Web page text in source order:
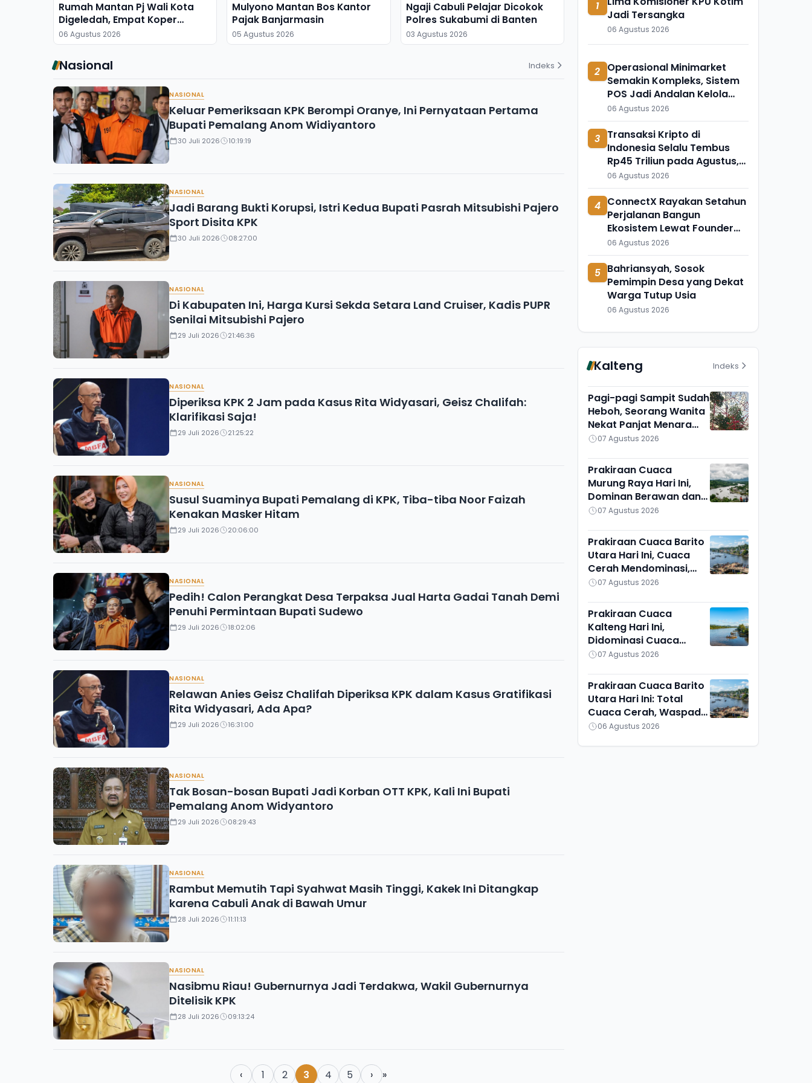
Rumah Mantan Pj Wali Kota
Digeledah, Empat Koper
Dibawa
06 Agustus 2026
Mulyono Mantan Bos Kantor
Pajak Banjarmasin
05 Agustus 2026
Ngaji Cabuli Pelajar Dicokok
Polres Sukabumi di Banten
03 Agustus 2026
Meninggal Mendadak, Ada
31 Juli 2026
Nasional Indeks
NASIONAL
Keluar Pemeriksaan KPK Berompi Oranye, Ini Pernyataan Pertama
Bupati Pemalang Anom Widiyantoro
30 Juli 2026 10:19:19
NASIONAL
Jadi Barang Bukti Korupsi, Istri Kedua Bupati Pasrah Mitsubishi Pajero
Sport Disita KPK
30 Juli 2026 08:27:00
NASIONAL
Di Kabupaten Ini, Harga Kursi Sekda Setara Land Cruiser, Kadis PUPR
Senilai Mitsubishi Pajero
29 Juli 2026 21:46:36
NASIONAL
Diperiksa KPK 2 Jam pada Kasus Rita Widyasari, Geisz Chalifah:
Klarifikasi Saja!
29 Juli 2026 21:25:22
NASIONAL
Susul Suaminya Bupati Pemalang di KPK, Tiba-tiba Noor Faizah
Kenakan Masker Hitam
29 Juli 2026 20:06:00
NASIONAL
Pedih! Calon Perangkat Desa Terpaksa Jual Harta Gadai Tanah Demi
Penuhi Permintaan Bupati Sudewo
29 Juli 2026 18:02:06
NASIONAL
Relawan Anies Geisz Chalifah Diperiksa KPK dalam Kasus Gratifikasi
Rita Widyasari, Ada Apa?
29 Juli 2026 16:31:00
NASIONAL
Tak Bosan-bosan Bupati Jadi Korban OTT KPK, Kali Ini Bupati
Pemalang Anom Widyantoro
29 Juli 2026 08:29:43
NASIONAL
Rambut Memutih Tapi Syahwat Masih Tinggi, Kakek Ini Ditangkap
karena Cabuli Anak di Bawah Umur
28 Juli 2026 11:11:13
NASIONAL
Nasibmu Riau! Gubernurnya Jadi Terdakwa, Wakil Gubernurnya
Ditelisik KPK
28 Juli 2026 09:13:24
‹ 1 2 3 4 5 › »
1
Jadi Tersangka
06 Agustus 2026
2 Operasional Minimarket
Semakin Kompleks, Sistem
POS Jadi Andalan Kelola
Transaksi dan Stok
06 Agustus 2026
3 Transaksi Kripto di
Indonesia Selalu Tembus
Rp45 Triliun pada Agustus,
Apa Penyebabnya?
06 Agustus 2026
4 ConnectX Rayakan Setahun
Perjalanan Bangun
Ekosistem Lewat Founder
dan Builder Summit 2026
06 Agustus 2026
5 Bahriansyah, Sosok
Pemimpin Desa yang Dekat
Warga Tutup Usia
06 Agustus 2026
Kalteng Indeks
Pagi-pagi Sampit Sudah
Heboh, Seorang Wanita
Nekat Panjat Menara
TVRI, Mau Apa?
07 Agustus 2026
Prakiraan Cuaca
Murung Raya Hari Ini,
Dominan Berawan dan
Cerah, Seribu Riam
07 Agustus 2026
Prakiraan Cuaca Barito
Utara Hari Ini, Cuaca
Cerah Mendominasi,
Lahei Berbeda Sendiri
07 Agustus 2026
Prakiraan Cuaca
Kalteng Hari Ini,
Didominasi Cuaca
Cerah, Kotawaringin
Berawan
07 Agustus 2026
Prakiraan Cuaca Barito
Utara Hari Ini: Total
Cuaca Cerah, Waspadai
Munculnya Titik Api
06 Agustus 2026